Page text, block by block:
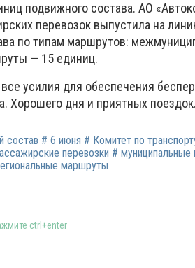
подвижного состава. АО
перевозок выпустила на
по типам маршрутов:
— 15 единиц.
усилия для обеспечения
Хорошего дня и приятных поездок.
состав # 6 июня # Комитет по
перевозки #
маршруты
ctrl+enter